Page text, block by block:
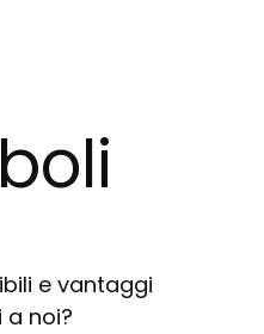
e vantaggi
a noi?